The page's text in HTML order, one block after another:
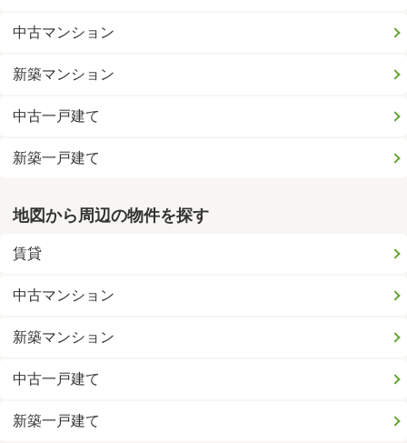
中古マンション
新築マンション
中古一戸建て
新築一戸建て
地図から周辺の物件を探す
賃貸
中古マンション
新築マンション
中古一戸建て
新築一戸建て